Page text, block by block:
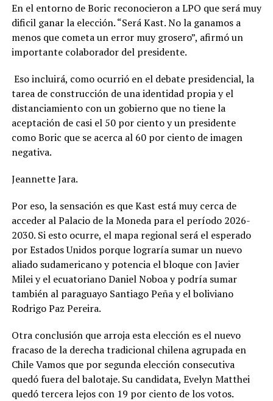
En el entorno de Boric reconocieron a LPO que será muy
dificil ganar la elección. “Será Kast. No la ganamos a
menos que cometa un error muy grosero”, afirmó un
importante colaborador del presidente.
Eso incluirá, como ocurrió en el debate presidencial, la
tarea de construcción de una identidad propia y el
distanciamiento con un gobierno que no tiene la
aceptación de casi el 50 por ciento y un presidente
como Boric que se acerca al 60 por ciento de imagen
negativa.
Jeannette Jara.
Por eso, la sensación es que Kast está muy cerca de
acceder al Palacio de la Moneda para el período 2026-
2030. Si esto ocurre, el mapa regional será el esperado
por Estados Unidos porque lograría sumar un nuevo
aliado sudamericano y potencia el bloque con Javier
Milei y el ecuatoriano Daniel Noboa y podría sumar
también al paraguayo Santiago Peña y el boliviano
Rodrigo Paz Pereira.
Otra conclusión que arroja esta elección es el nuevo
fracaso de la derecha tradicional chilena agrupada en
Chile Vamos que por segunda elección consecutiva
quedó fuera del balotaje. Su candidata, Evelyn Matthei
quedó tercera lejos con 19 por ciento de los votos.